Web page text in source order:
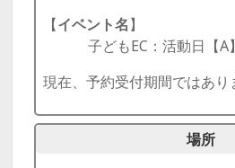
【イベント名】
子どもEC：活動日【A】
現在、予約受付期間ではあり
場所